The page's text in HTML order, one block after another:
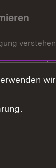
verstehen
stärken
.